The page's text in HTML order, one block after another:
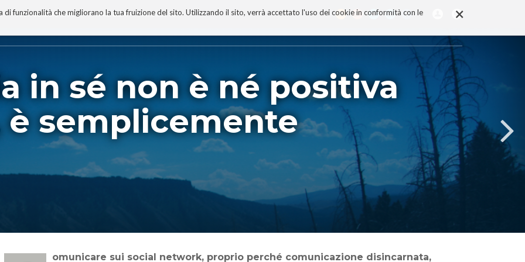
×
funzionalità che migliorano la tua fruizione del sito. Utilizzando il sito, verrà accettato l'uso dei cookie in conformità con le
TECNOBIBLIOGRAFIA I MIEI LIBRI PROGETTO
in sé non è né positiva
è semplicemente